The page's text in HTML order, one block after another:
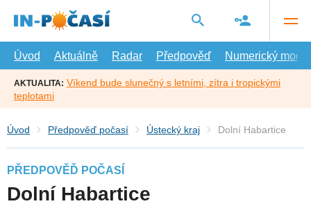
hlavní
Úvod
Aktuálně Radar Předpověď Numerický model
AKTUALITA: Víkend bude slunečný s letními, zítra i tropickými
teplotami
Úvod Předpověď počasí Ústecký kraj Dolní Habartice
PŘEDPOVĚĎ POČASÍ
Dolní Habartice